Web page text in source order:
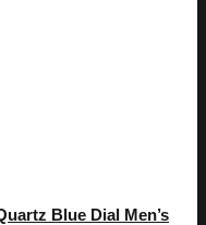
Blue Dial Men’s